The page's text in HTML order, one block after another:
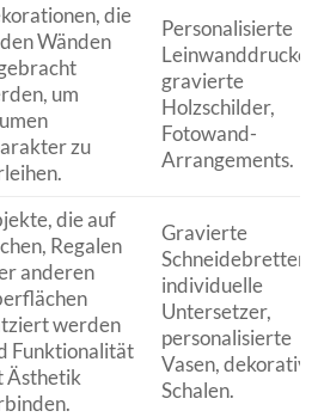
die
Wänden
um
zu
Personalisierte
Leinwanddrucke,
gravierte
Holzschilder,
Fotowand-
Arrangements.
die auf
Regalen
anderen
werden
Funktionalität
Ästhetik
Gravierte
Schneidebretter,
individuelle
Untersetzer,
personalisierte
Vasen, dekorative
Schalen.